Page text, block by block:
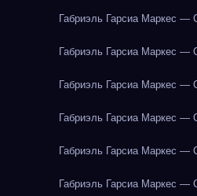
Габриэль Гарсиа Маркес —
Габриэль Гарсиа Маркес —
Габриэль Гарсиа Маркес —
Габриэль Гарсиа Маркес —
Габриэль Гарсиа Маркес —
Габриэль Гарсиа Маркес —